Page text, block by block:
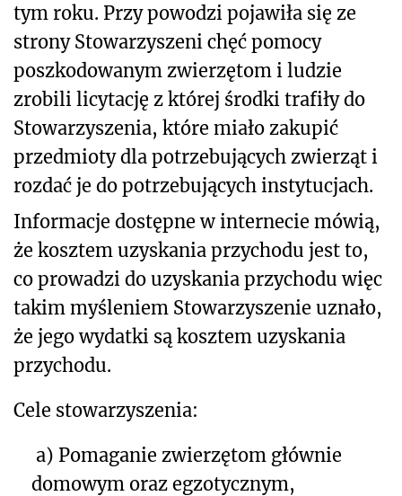
tym roku. Przy powodzi pojawiła się ze
strony Stowarzyszeni chęć pomocy
poszkodowanym zwierzętom i ludzie
zrobili licytację z której środki trafiły do
Stowarzyszenia, które miało zakupić
przedmioty dla potrzebujących zwierząt i
rozdać je do potrzebujących instytucjach.
Informacje dostępne w internecie mówią,
że kosztem uzyskania przychodu jest to,
co prowadzi do uzyskania przychodu więc
takim myśleniem Stowarzyszenie uznało,
że jego wydatki są kosztem uzyskania
przychodu.
Cele stowarzyszenia:
a) Pomaganie zwierzętom głównie
domowym oraz egzotycznym,